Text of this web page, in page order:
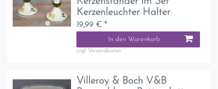
Kerzenleuchter Halter
19,99 € *
In den Warenkorb
zzgl. Versandkosten
Villeroy & Boch V&B